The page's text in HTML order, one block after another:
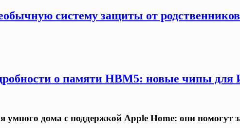
систему защиты от
о памяти HBM5: новые чипы для
умного дома с поддержкой Apple Home: они помогут